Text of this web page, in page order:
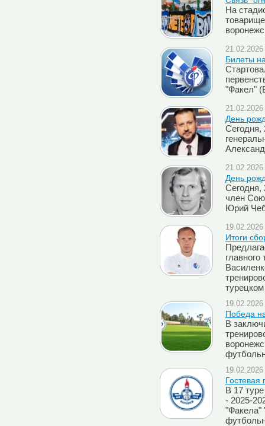
На
Билеты
"Факел"
День
Сегодня,
День
Сегодня,
член
Юрий
Итоги
Победа
В
В 17
- 2025-
"Факела"